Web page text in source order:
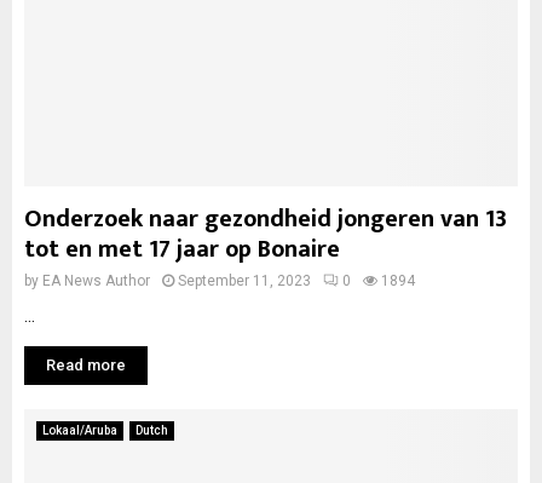
Onderzoek naar gezondheid jongeren van 13
tot en met 17 jaar op Bonaire
by EA News Author September 11, 2023 0 1894
Read more
Lokaal/Aruba Dutch